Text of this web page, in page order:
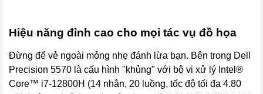
Hiệu năng đỉnh cao cho mọi tác vụ đồ họa
Đừng để vẻ ngoài mỏng nhẹ đánh lừa bạn. Bên trong Dell
Precision 5570 là cấu hình "khủng" với bộ vi xử lý Intel®
Core™ i7-12800H (14 nhân, 20 luồng, tốc độ tối đa 4.80